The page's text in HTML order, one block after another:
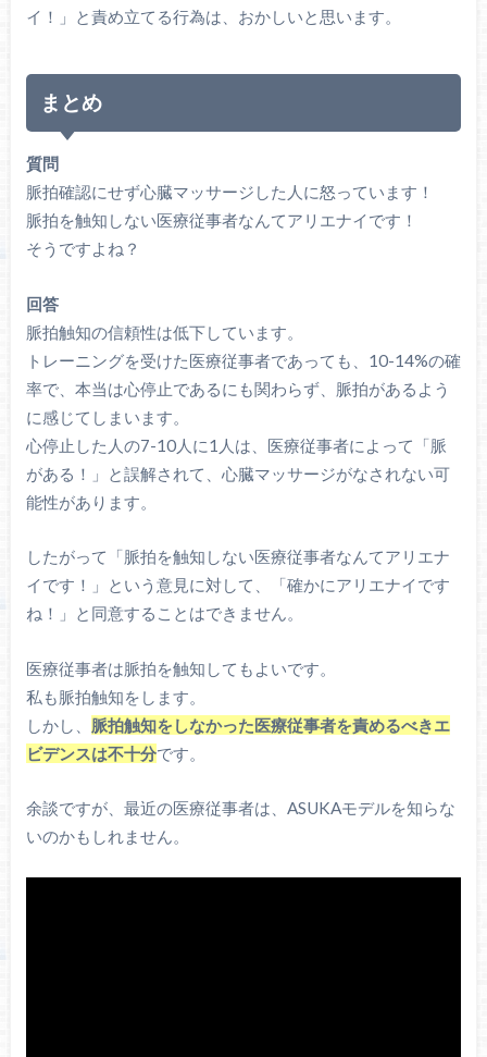
イ！」と責め立てる行為は、おかしいと思います。
まとめ
質問
脈拍確認にせず心臓マッサージした人に怒っています！
脈拍を触知しない医療従事者なんてアリエナイです！
そうですよね？
回答
脈拍触知の信頼性は低下しています。
トレーニングを受けた医療従事者であっても、10-14%の確
率で、本当は心停止であるにも関わらず、脈拍があるよう
に感じてしまいます。
心停止した人の7-10人に1人は、医療従事者によって「脈
がある！」と誤解されて、心臓マッサージがなされない可
能性があります。
したがって「脈拍を触知しない医療従事者なんてアリエナ
イです！」という意見に対して、「確かにアリエナイです
ね！」と同意することはできません。
医療従事者は脈拍を触知してもよいです。
私も脈拍触知をします。
しかし、 脈拍触知をしなかった医療従事者を責めるべきエ
ビデンスは不十分です。
余談ですが、最近の医療従事者は、ASUKAモデルを知らな
いのかもしれません。